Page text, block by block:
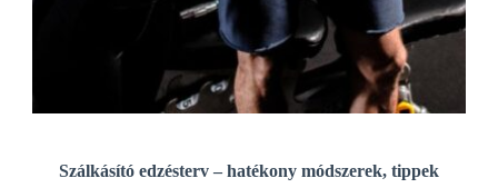
Szálkásító edzésterv – hatékony módszerek, tippek